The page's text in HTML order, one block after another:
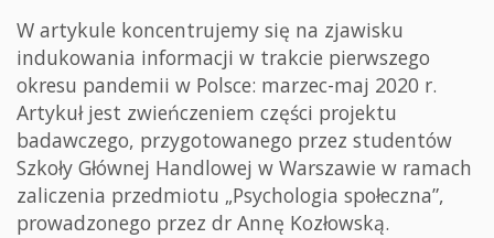
W artykule koncentrujemy się na zjawisku
indukowania informacji w trakcie pierwszego
okresu pandemii w Polsce: marzec-maj 2020 r.
Artykuł jest zwieńczeniem części projektu
badawczego, przygotowanego przez studentów
Szkoły Głównej Handlowej w Warszawie w ramach
zaliczenia przedmiotu „Psychologia społeczna”,
prowadzonego przez dr Annę Kozłowską.